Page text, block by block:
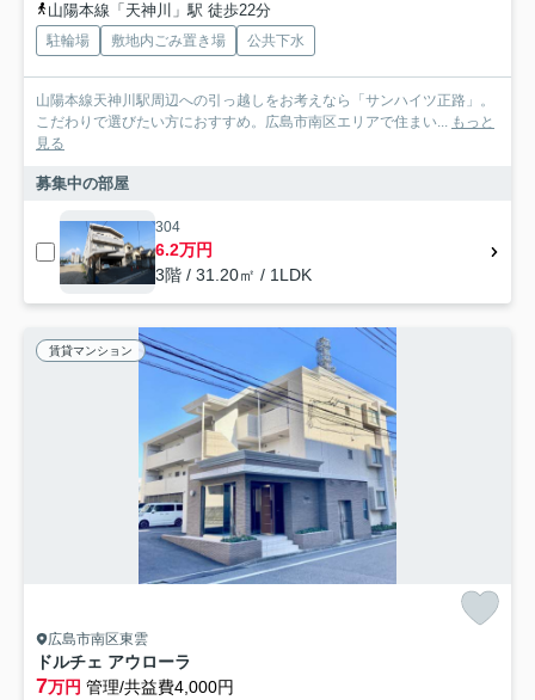
山陽本線「天神川」駅 徒歩22分
駐輪場 敷地内ごみ置き場 公共下水
山陽本線天神川駅周辺への引っ越しをお考えなら「サンハイツ正路」。
こだわりで選びたい方におすすめ。広島市南区エリアで住まい... もっと
見る
募集中の部屋
304
6.2万円
3階 / 31.20㎡ / 1LDK
賃貸マンション
広島市南区東雲
ドルチェ アウローラ
7万円 管理/共益費4,000円